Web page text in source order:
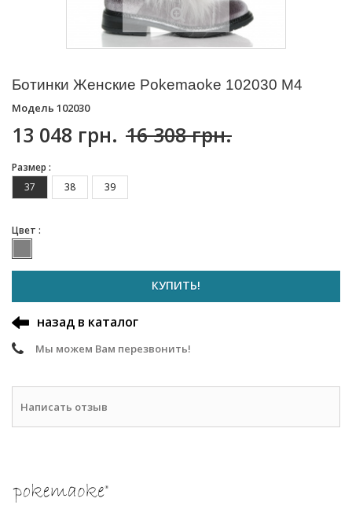
Ботинки Женские Pokemaoke 102030 M4
Модель 102030
13 048 грн. 16 308 грн.
Размер :
37
38 39
Цвет :
КУПИТЬ!
назад в каталог
Мы можем Вам перезвонить!
Написать отзыв